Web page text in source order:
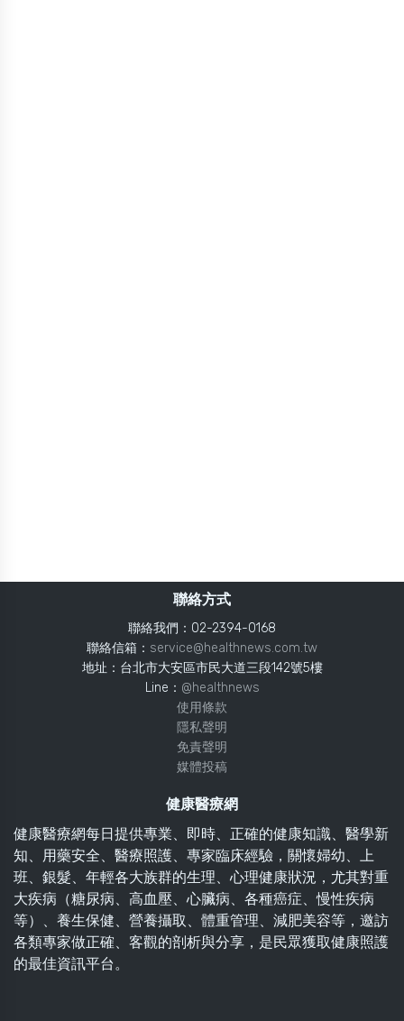
聯絡方式
聯絡我們：02-2394-0168
聯絡信箱： service@healthnews.com.tw
地址：台北市大安區市民大道三段142號5樓
Line： @healthnews
使用條款
隱私聲明
免責聲明
媒體投稿
健康醫療網
健康醫療網每日提供專業、即時、正確的健康知識、醫學新
知、用藥安全、醫療照護、專家臨床經驗，關懷婦幼、上
班、銀髮、年輕各大族群的生理、心理健康狀況，尤其對重
大疾病（糖尿病、高血壓、心臟病、各種癌症、慢性疾病
等）、養生保健、營養攝取、體重管理、減肥美容等，邀訪
各類專家做正確、客觀的剖析與分享，是民眾獲取健康照護
的最佳資訊平台。